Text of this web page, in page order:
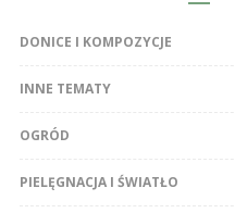
DONICE I KOMPOZYCJE
INNE TEMATY
OGRÓD
PIELĘGNACJA I ŚWIATŁO